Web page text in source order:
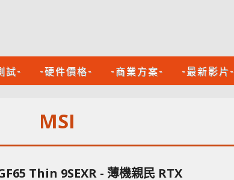
試- -硬件價格- -商業方案- -最新影片-
MSI
Thin 9SEXR - 薄機親民 RTX